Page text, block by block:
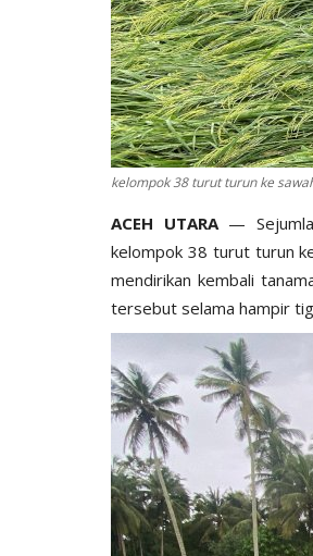
kelompok 38 turut turun ke
‎ACEH UTARA—
kelompok 38 turut turun
mendirikan kembali
tersebut selama hampir